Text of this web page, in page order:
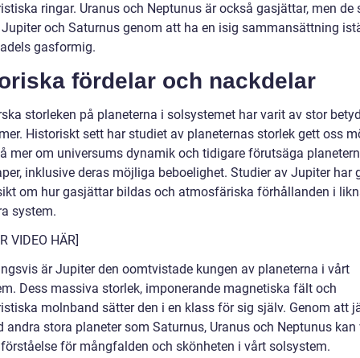
ringar. Uranus och Neptunus är också gasjättar, men de
och Saturnus genom att ha en isig sammansättning
gasformig.
fördelar och nackdelar
storleken på planeterna i solsystemet har varit av stor
Historiskt sett har studiet av planeternas storlek gett oss
mer om universums dynamik och tidigare förutsäga
inklusive deras möjliga beboelighet. Studier av Jupiter har
om hur gasjättar bildas och atmosfäriska förhållanden i
system.
VIDEO HÄR]
är Jupiter den oomtvistade kungen av planeterna i vårt
Dess massiva storlek, imponerande magnetiska fält och
molnband sätter den i en klass för sig själv. Genom att
andra stora planeter som Saturnus, Uranus och Neptunus kan
för mångfalden och skönheten i vårt solsystem.